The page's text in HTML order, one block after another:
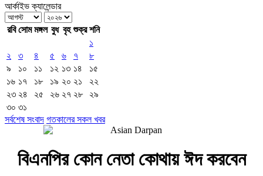
আর্কাইভ ক্যালেন্ডার
রবি সোম মঙ্গল বুধ বৃহ শুক্র শনি
১
২
৩ ৪ ৫ ৬ ৭
৮
৯
১০ ১১ ১২ ১৩ ১৪
১৫
১৬ ১৭ ১৮ ১৯ ২০ ২১
২২
২৩ ২৪ ২৫ ২৬ ২৭ ২৮
২৯
৩০ ৩১
সর্বশেষ সংবাদ গতকালের সকল খবর
বিএনপির কোন নেতা কোথায় ঈদ করবেন